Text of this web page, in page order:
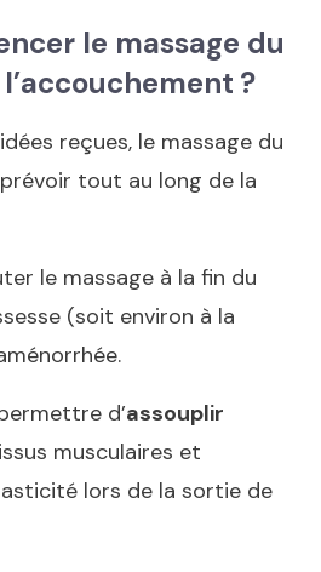
le massage du
?
reçues, le massage du
tout au long de la
le massage à la fin du
(soit environ à la
d’assouplir
musculaires et
lors de la sortie de